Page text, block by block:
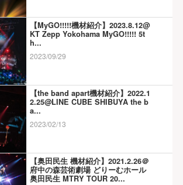
【MyGO!!!!!機材紹介】2023.8.12@
KT Zepp Yokohama MyGO!!!!! 5t
h...
2023/09/29
【the band apart機材紹介】2022.1
2.25@LINE CUBE SHIBUYA the b
a...
2023/02/13
【奥田民生 機材紹介】2021.2.26＠
府中の森芸術劇場 どりーむホール
奥田民生 MTRY TOUR 20...